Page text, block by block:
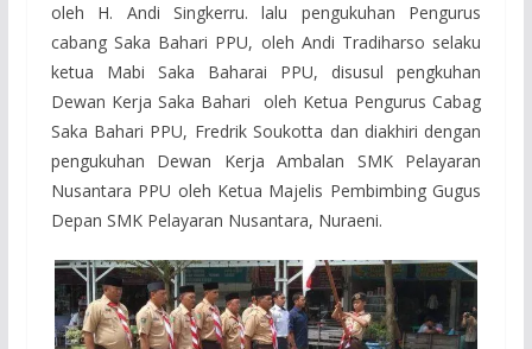
oleh H. Andi Singkerru. lalu pengukuhan Pengurus
cabang Saka Bahari PPU, oleh Andi Tradiharso selaku
ketua Mabi Saka Baharai PPU, disusul pengkuhan
Dewan Kerja Saka Bahari oleh Ketua Pengurus Cabag
Saka Bahari PPU, Fredrik Soukotta dan diakhiri dengan
pengukuhan Dewan Kerja Ambalan SMK Pelayaran
Nusantara PPU oleh Ketua Majelis Pembimbing Gugus
Depan SMK Pelayaran Nusantara, Nuraeni.